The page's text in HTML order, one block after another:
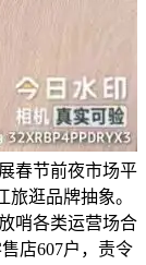
春节前夜市场平
逛品牌抽象。
哨各类运营场合
店607户，责令